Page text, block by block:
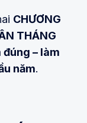
CHƯƠNG
THÁNG
đúng – làm
năm.